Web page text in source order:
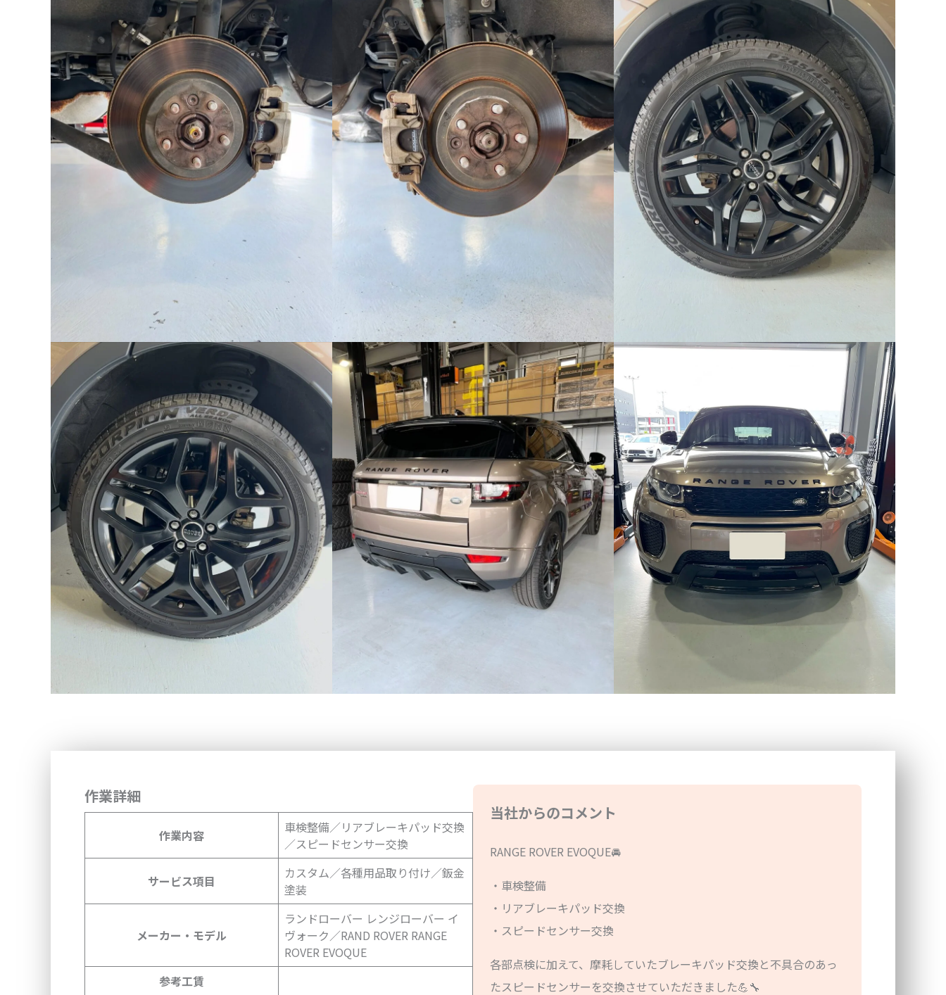
作業詳細
作業内容
車検整備／リアブレーキパッド交換
／スピードセンサー交換
サービス項目
カスタム／各種用品取り付け／鈑金
塗装
メーカー・モデル
ランドローバー レンジローバー イ
ヴォーク／RAND ROVER RANGE
ROVER EVOQUE
参考工賃
当社からのコメント
RANGE ROVER EVOQUE🚘
・車検整備
・リアブレーキパッド交換
・スピードセンサー交換
各部点検に加えて、摩耗していたブレーキパッド交換と不具合のあっ
たスピードセンサーを交換させていただきました💪🔧